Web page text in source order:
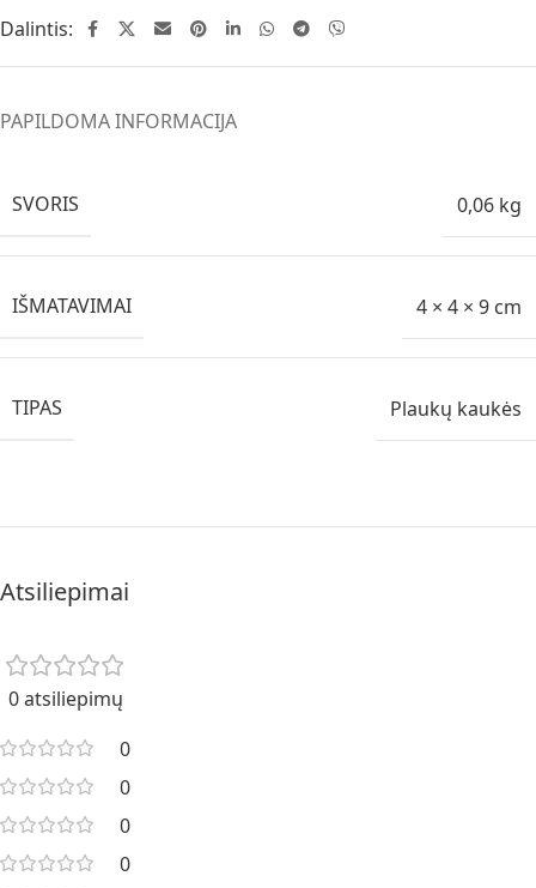
Dalintis:
PAPILDOMA INFORMACIJA
SVORIS 0,06 kg
IŠMATAVIMAI 4 × 4 × 9 cm
TIPAS Plaukų kaukės
Atsiliepimai
0 atsiliepimų
0
0
0
0